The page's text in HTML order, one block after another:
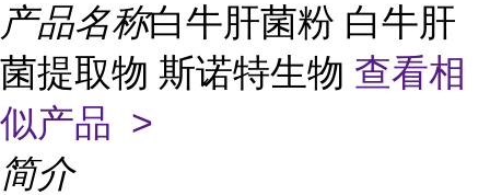
产品名称白牛肝菌粉 白牛肝
菌提取物 斯诺特生物 查看相
似产品 >
简介